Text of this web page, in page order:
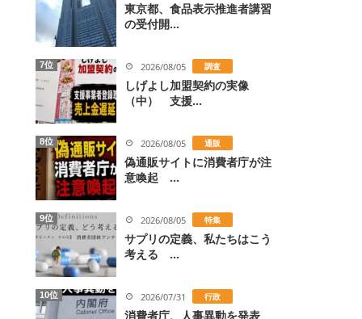
東京都、食品表示推進者講習
の受付開...
7位 2026/08/05 調査
しげよし加盟契約の実像
（中） 支援...
8位 2026/08/05 通販
偽通販サイトに消費者庁が注
意喚起 ...
9位 2026/08/05 特集
サプリの定義、私たちはこう
考える ...
10位 2026/07/31 行政
消費者庁、人事異動を発表